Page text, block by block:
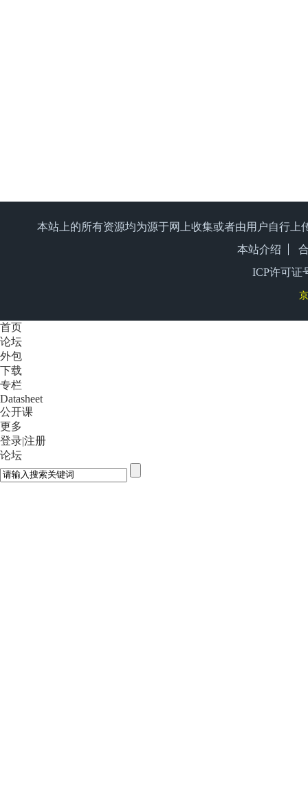
本站上的所有资源均为源于网上收集或者由用户自行
本站介绍
ICP许可证
首页
论坛
外包
下载
专栏
Datasheet
公开课
更多
登录|注册
论坛